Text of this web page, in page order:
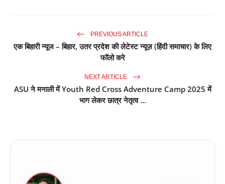
PREVIOUS ARTICLE
एक बिहारी न्यूज – बिहार, उतर प्रदेश की लेटेस्ट न्यूज़ (हिंदी समाचार) के लिए
फॉलो करे
NEXT ARTICLE
ASU ने मनाली में Youth Red Cross Adventure Camp 2025 में
भाग लेकर छात्र नेतृत्व ...